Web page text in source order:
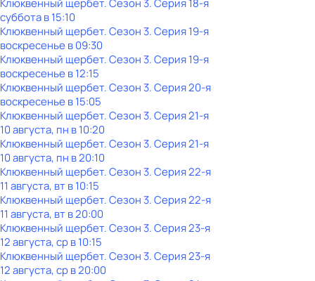
Клюквенный щербет. Сезон 3. Серия 18-я
субботав15:10
Клюквенный щербет. Сезон 3. Серия 19-я
воскресенье в09:30
Клюквенный щербет. Сезон 3. Серия 19-я
воскресенье в12:15
Клюквенный щербет. Сезон 3. Серия 20-я
воскресенье в15:05
Клюквенный щербет. Сезон 3. Серия 21-я
10 августа, пн в 10:20
Клюквенный щербет. Сезон 3. Серия 21-я
10 августа, пн в 20:10
Клюквенный щербет. Сезон 3. Серия 22-я
11 августа, вт в 10:15
Клюквенный щербет. Сезон 3. Серия 22-я
11 августа, вт в 20:00
Клюквенный щербет. Сезон 3. Серия 23-я
12 августа, ср в 10:15
Клюквенный щербет. Сезон 3. Серия 23-я
12 августа, ср в 20:00